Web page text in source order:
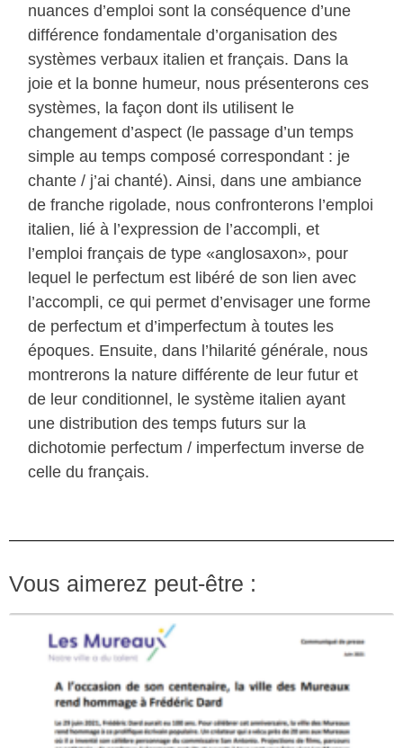
nuances d’emploi sont la conséquence d’une
différence fondamentale d’organisation des
systèmes verbaux italien et français. Dans la
joie et la bonne humeur, nous présenterons ces
systèmes, la façon dont ils utilisent le
changement d’aspect (le passage d’un temps
simple au temps composé correspondant : je
chante / j’ai chanté). Ainsi, dans une ambiance
de franche rigolade, nous confronterons l’emploi
italien, lié à l’expression de l’accompli, et
l’emploi français de type «anglosaxon», pour
lequel le perfectum est libéré de son lien avec
l’accompli, ce qui permet d’envisager une forme
de perfectum et d’imperfectum à toutes les
époques. Ensuite, dans l’hilarité générale, nous
montrerons la nature différente de leur futur et
de leur conditionnel, le système italien ayant
une distribution des temps futurs sur la
dichotomie perfectum / imperfectum inverse de
celle du français.
Vous aimerez peut-être :